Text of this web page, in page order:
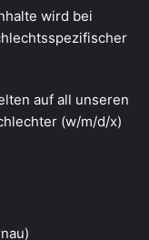
wird bei
auf all unseren
(w/m/d/x)